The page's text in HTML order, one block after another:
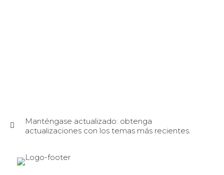
Manténgase actualizado: obtenga
actualizaciones con los temas más recientes.